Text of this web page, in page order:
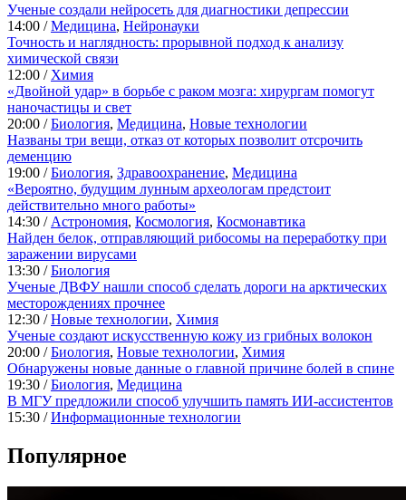
Ученые создали нейросеть для диагностики депрессии
14:00 /Медицина, Нейронауки
Точность и наглядность: прорывной подход к анализу
химической связи
12:00 / Химия
«Двойной удар» в борьбе с раком мозга: хирургам помогут
наночастицы и свет
20:00 /Биология, Медицина, Новые технологии
Названы три вещи, отказ от которых позволит отсрочить
деменцию
19:00 /Биология, Здравоохранение, Медицина
«Вероятно, будущим лунным археологам предстоит
действительно много работы»
14:30 / Астрономия, Космология, Космонавтика
Найден белок, отправляющий рибосомы на переработку при
заражении вирусами
13:30 /Биология
Ученые ДВФУ нашли способ сделать дороги на арктических
месторождениях прочнее
12:30 /Новые технологии, Химия
Ученые создают искусственную кожу из грибных волокон
20:00 /Биология, Новые технологии, Химия
Обнаружены новые данные о главной причине болей в спине
19:30 /Биология, Медицина
В МГУ предложили способ улучшить память ИИ-ассистентов
15:30 /Информационные технологии
Популярное